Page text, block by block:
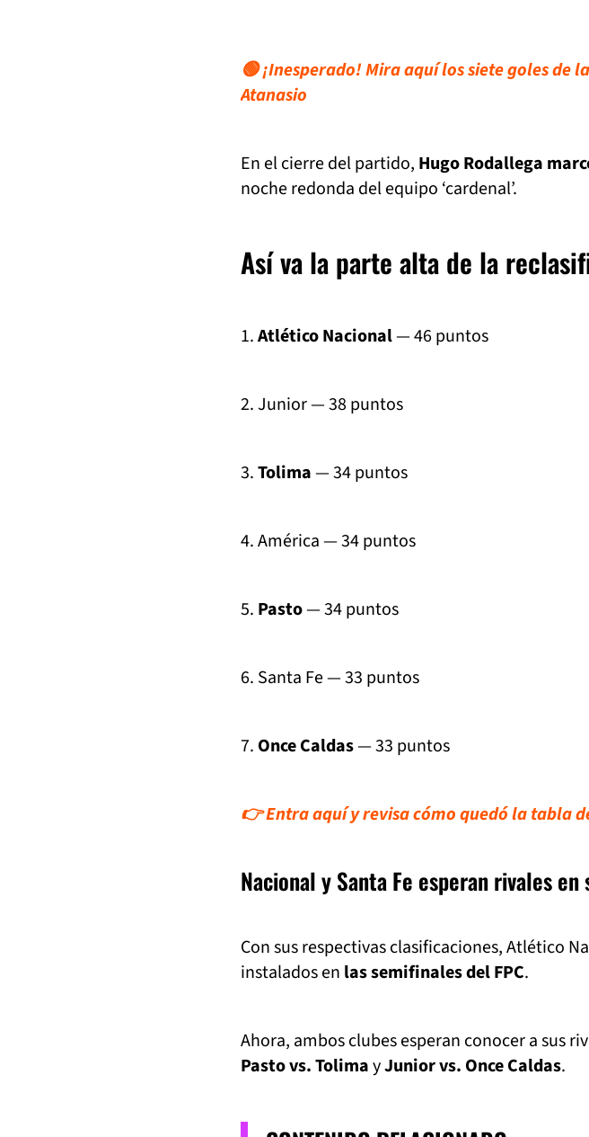
🟢 ¡Inesperado! Mira aquí los siete goles de
Atanasio
En el cierre del partido, Hugo Rodallega
noche redonda del equipo ‘cardenal’.
Así va la parte alta de la
1.Atlético Nacional— 46 puntos
2. Junior — 38 puntos
3.Tolima— 34 puntos
4. América — 34 puntos
5. Pasto— 34 puntos
6. Santa Fe — 33 puntos
7. Once Caldas— 33 puntos
👉 Entra aquí y revisa cómo quedó la tabla
Nacional y Santa Fe esperan rivales
Con sus respectivas clasificaciones, Atlético
instalados en las semifinales del FPC.
Ahora, ambos clubes esperan conocer a sus
Pasto vs. TolimayJunior vs. Once Caldas.